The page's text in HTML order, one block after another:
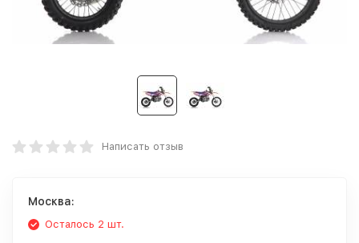
Написать отзыв
Москва:
Осталось 2 шт.